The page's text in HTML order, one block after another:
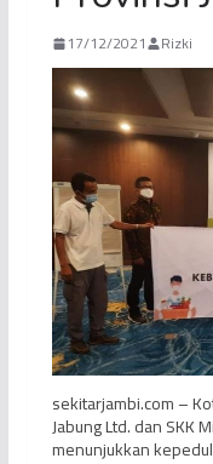
17/12/2021 Rizki
sekitarjambi.com –
Jabung Ltd. dan SKK
menunjukkan